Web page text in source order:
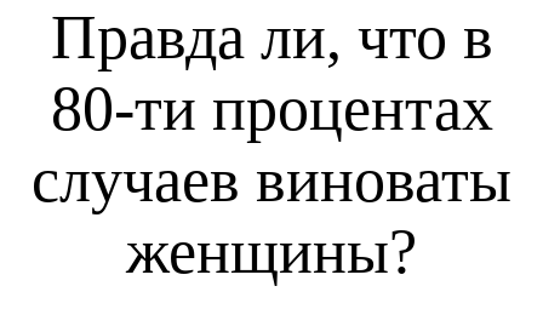
Правда ли, что в
80-ти процентах
случаев виноваты
женщины?